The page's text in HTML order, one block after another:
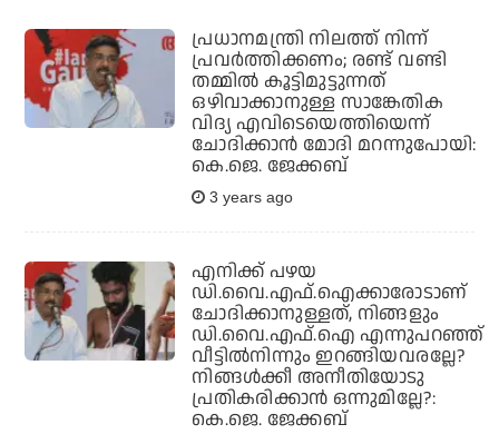
പ്രധാനമന്ത്രി നിലത്ത് നിന്ന്
പ്രവര്‍ത്തിക്കണം; രണ്ട് വണ്ടി
തമ്മില്‍ കൂട്ടിമുട്ടുന്നത്
ഒഴിവാക്കാനുള്ള സാങ്കേതിക
വിദ്യ എവിടെയെത്തിയെന്ന്
ചോദിക്കാന്‍ മോദി മറന്നുപോയി:
കെ.ജെ. ജേക്കബ്
3 years ago
എനിക്ക് പഴയ
ഡി.വൈ.എഫ്.ഐക്കാരോടാണ്
ചോദിക്കാനുള്ളത്, നിങ്ങളും
ഡി.വൈ.എഫ്.ഐ എന്നുപറഞ്ഞ്
വീട്ടില്‍നിന്നും ഇറങ്ങിയവരല്ലേ?
നിങ്ങള്‍ക്കീ അനീതിയോടു
പ്രതികരിക്കാന്‍ ഒന്നുമില്ലേ?:
കെ.ജെ. ജേക്കബ്